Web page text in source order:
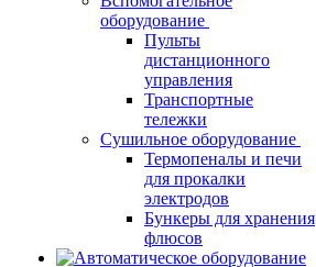
оборудование
Пульты
дистанционного
управления
Транспортные
тележки
Сушильное оборудование
Термопеналы и печи
для прокалки
электродов
Бункеры для хранения
флюсов